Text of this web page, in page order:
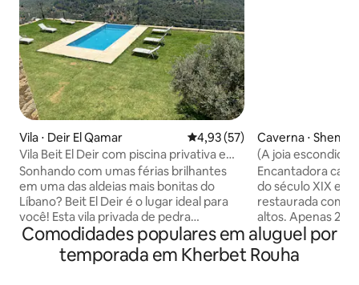
Vila ⋅ Deir El Qamar 4,93 de uma avaliação média
4,93 (57)
Vila Beit El Deir com piscina privativa e
espaço para eventos
Sonhando com umas férias brilhantes
em uma das aldeias mais bonitas do
Líbano? Beit El Deir é o lugar ideal para
você! Esta vila privada de pedra
lindamente decorada em Deir El Qamar
oferece um lugar montanhoso
maravilhoso para se conectar com a
Caverna ⋅
(A joia escondida)
eletricidade 24
Encantadora
do século XIX
restaurada com
altos. Apenas 20
minutos da
(Souk El Gharb).
espaçosas,
Comodidades populares em aluguel por
temporada em Kherbet Rouha